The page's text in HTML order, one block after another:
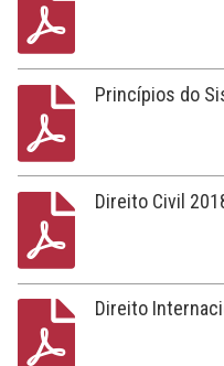
Princípios do
Direito Civil
Direito